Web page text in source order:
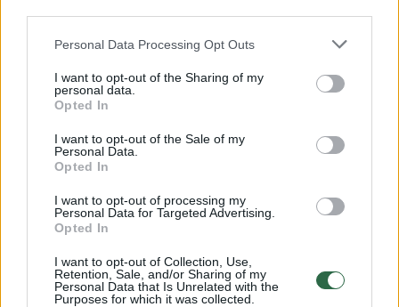
Personal Data Processing Opt Outs
I want to opt-out of the Sharing of my
personal data.
Opted In
I want to opt-out of the Sale of my
Personal Data.
Opted In
I want to opt-out of processing my
Personal Data for Targeted Advertising.
Opted In
I want to opt-out of Collection, Use,
Retention, Sale, and/or Sharing of my
Personal Data that Is Unrelated with the
Purposes for which it was collected.
00:00:57
Savaitės vidurys nusimato karštas: temperatūra kils iki
Žinios | Orai
00:00:59
Nufilmavo, kaip patvino Vilniaus Vakarinis aplinkkelis:
vaizdas pribloškia
Žinios | Lietuvos diena